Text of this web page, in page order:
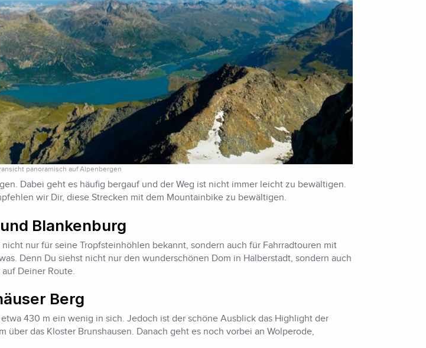
panoramisch auf Alpenbergen
Dabei geht es häufig bergauf und der Weg ist nicht immer leicht zu bewältigen.
wir Dir, diese Strecken mit dem Mountainbike zu bewältigen.
Blankenburg
nur für seine Tropfsteinhöhlen bekannt, sondern auch für Fahrradtouren mit
Denn Du siehst nicht nur den wunderschönen Dom in Halberstadt, sondern auch
Deiner Route.
Berg
430 m ein wenig in sich. Jedoch ist der schöne Ausblick das Highlight der
das Kloster Brunshausen. Danach geht es noch vorbei an Wolperode,